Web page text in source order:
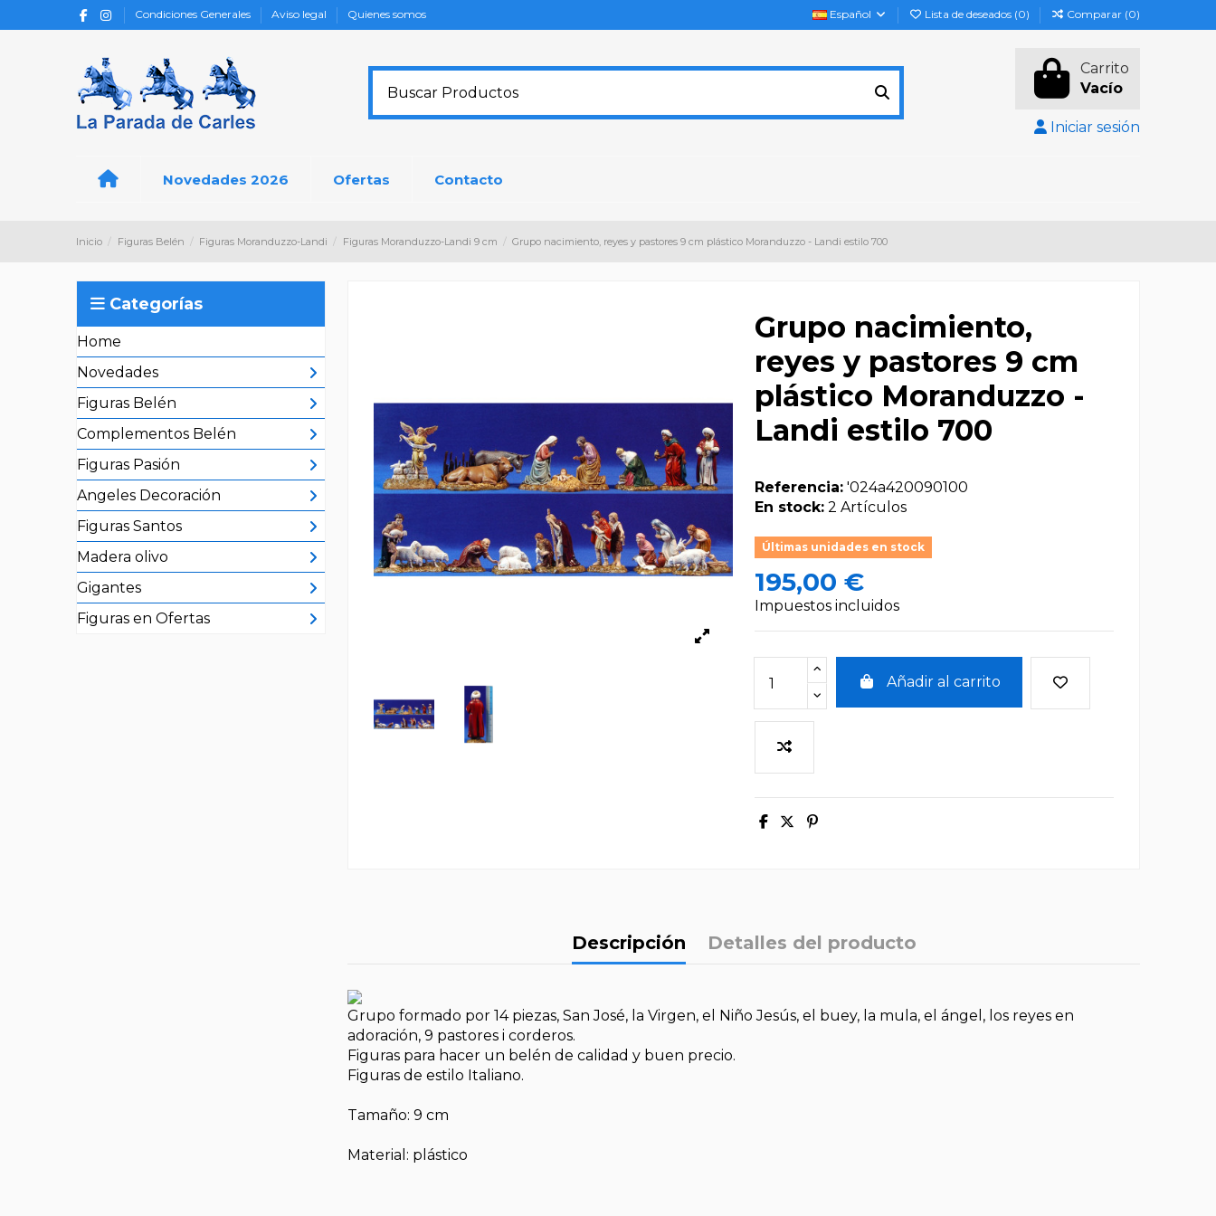
Condiciones Generales Aviso legal Quienes somos Español Lista de deseados (0) Comparar (0)
Carrito
Vacío
Iniciar sesión
Novedades 2026 Ofertas Contacto
Inicio Figuras Belén Figuras Moranduzzo-Landi Figuras Moranduzzo-Landi 9 cm Grupo nacimiento, reyes y pastores 9 cm plástico Moranduzzo - Landi estilo 700
Grupo nacimiento,
reyes y pastores 9 cm
plástico Moranduzzo -
Landi estilo 700
Referencia: '024a420090100
En stock: 2 Artículos
Últimas unidades en stock
195,00 €
Impuestos incluidos
Añadir al carrito
Descripción Detalles del producto
Grupo formado por 14 piezas, San José, la Virgen, el Niño Jesús, el buey, la mula, el ángel, los reyes en
adoración, 9 pastores i corderos.
Figuras para hacer un belén de calidad y buen precio.
Figuras de estilo Italiano.
Tamaño: 9 cm
Material: plástico
Categorías
Home
Novedades
Figuras Belén
Complementos Belén
Figuras Pasión
Angeles Decoración
Figuras Santos
Madera olivo
Gigantes
Figuras en Ofertas